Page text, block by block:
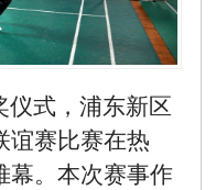
仪式，浦东新区
谊赛比赛在热
幕。本次赛事作